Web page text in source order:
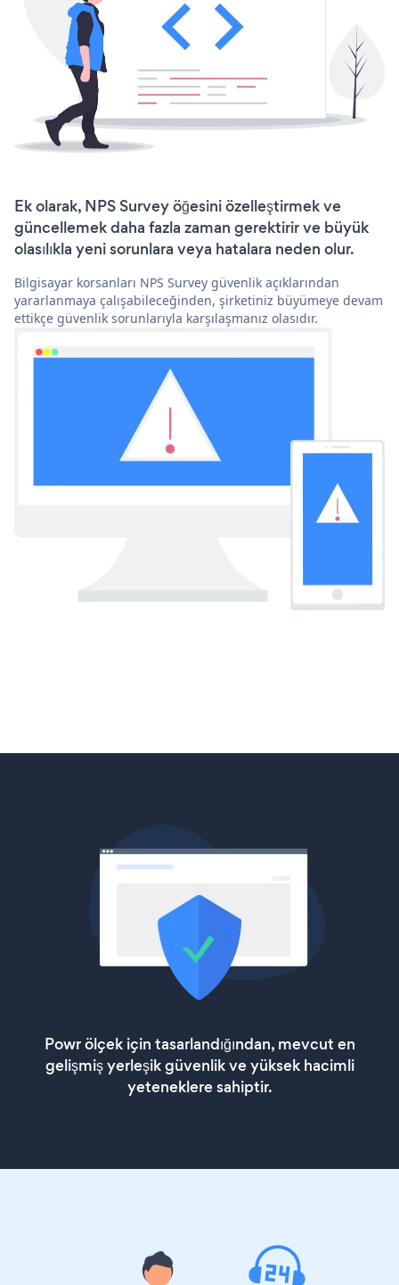
Ek olarak, NPS Survey öğesini özelleştirmek ve
güncellemek daha fazla zaman gerektirir ve büyük
olasılıkla yeni sorunlara veya hatalara neden olur.
Bilgisayar korsanları NPS Survey güvenlik açıklarından
yararlanmaya çalışabileceğinden, şirketiniz büyümeye devam
ettikçe güvenlik sorunlarıyla karşılaşmanız olasıdır.
Powr ölçek için tasarlandığından, mevcut en
gelişmiş yerleşik güvenlik ve yüksek hacimli
yeteneklere sahiptir.